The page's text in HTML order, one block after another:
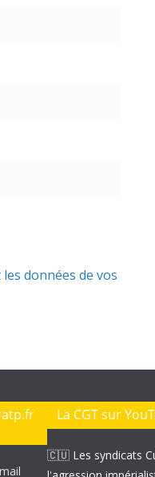
données de vos
La CGT sur
🇨🇺 Les syndicats